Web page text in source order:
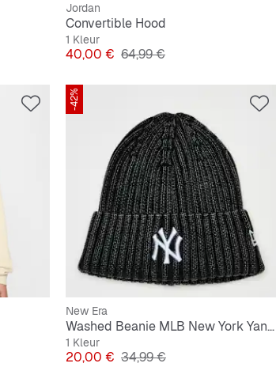
Jordan
Convertible Hood
1 Kleur
Prijs
40,00 € Originele Prijs
64,99 €
-42%
New Era
Washed Beanie MLB New York Yankees
1 Kleur
Prijs
20,00 € Originele Prijs
34,99 €